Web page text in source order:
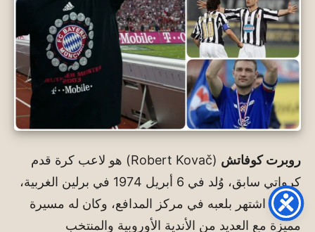
روبرت كوفاتش
(Robert Kovač) هو لاعب كرة قدم
كرواتي سابق، وُلد في 6 أبريل 1974 في برلين الغربية،
ألمانيا. اشتهر بلعبه في مركز المدافع، وكان له مسيرة
مميزة مع العديد من الأندية الأوروبية والمنتخب